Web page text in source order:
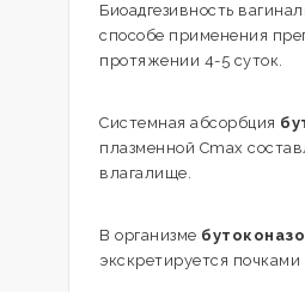
Биоадгезивность
способе применения
протяжении 4-5 суток.
Системная абсорбция
плазменной Cmax
влагалище.
В организме
экскретируется